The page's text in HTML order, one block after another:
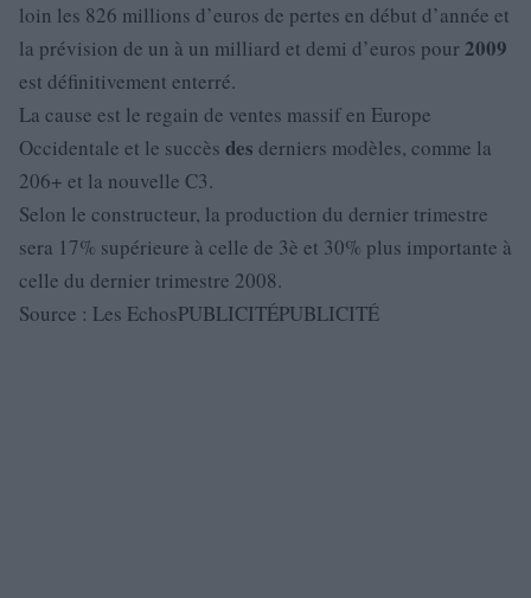
loin les 826 millions d’euros de pertes en début d’année et
la prévision de un à un milliard et demi d’euros pour2009
est définitivement enterré.
La cause est le regain de ventes massif en Europe
Occidentale et le succès des derniers modèles, comme la
206+ et la nouvelle C3.
Selon le constructeur, la production du dernier trimestre
sera 17% supérieure à celle de 3è et 30% plus importante à
celle du dernier trimestre 2008.
Source : Les EchosPUBLICITÉPUBLICITÉ